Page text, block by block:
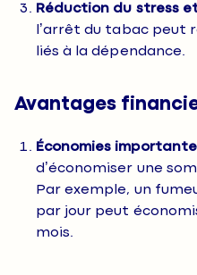
Réduction du stress
l’arrêt du tabac peut
liés à la dépendance.
Avantages
Économies
d’économiser une
Par exemple, un
par jour peut
mois.